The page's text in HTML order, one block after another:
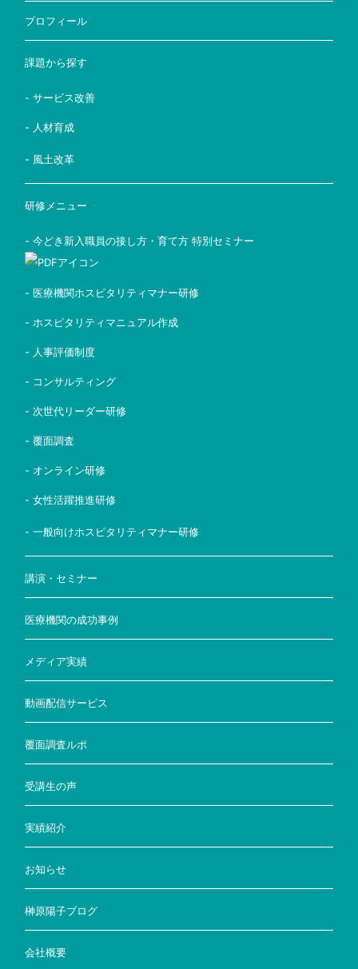
プロフィール
課題から探す
- サービス改善
- 人材育成
- 風土改革
研修メニュー
- 今どき新入職員の接し方・育て方 特別セミナー
- 医療機関ホスピタリティマナー研修
- ホスピタリティマニュアル作成
- 人事評価制度
- コンサルティング
- 次世代リーダー研修
- 覆面調査
- オンライン研修
- 女性活躍推進研修
- 一般向けホスピタリティマナー研修
講演・セミナー
医療機関の成功事例
メディア実績
動画配信サービス
覆面調査ルポ
受講生の声
実績紹介
お知らせ
榊原陽子ブログ
会社概要